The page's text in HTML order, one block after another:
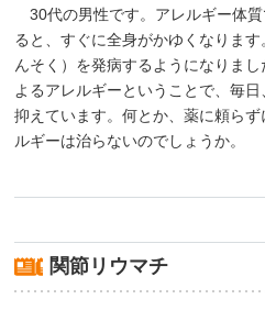
30代の男性です。アレルギー体
ると、すぐに全身がかゆくなりま
んそく）を発病するようになりま
よるアレルギーということで、毎
抑えています。何とか、薬に頼ら
ルギーは治らないのでしょうか。
関節リウマチ